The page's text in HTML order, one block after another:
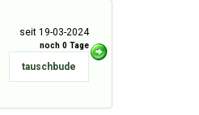
seit 19-03-2024
noch 0 Tage
tauschbude